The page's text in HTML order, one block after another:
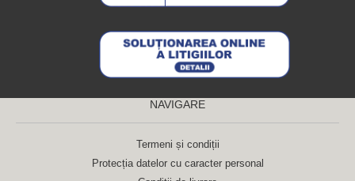
NAVIGARE
Termeni și condiții
Protecția datelor cu caracter personal